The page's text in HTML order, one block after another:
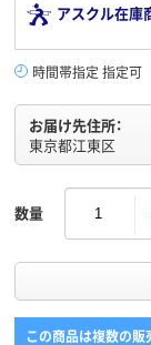
アスクル在庫
時間帯指定 指定可
お届け先住所：
東京都江東区
数量
この商品は複数の